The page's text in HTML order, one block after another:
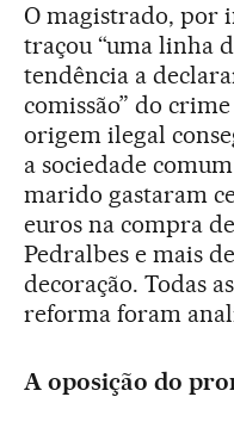
O magistrado, por
traçou “uma linha
tendência a
comissão” do
origem ilegal
a sociedade
marido gastaram
euros na compra
Pedralbes e mais
decoração. Todas
reforma foram
A oposição do